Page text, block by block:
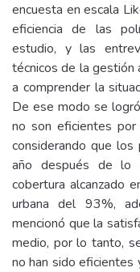
encuesta en escala
eficiencia de las
estudio, y las
técnicos de la gestión
a comprender la
De ese modo se
no son eficientes por
considerando que
año después de lo
cobertura alcanzado
urbana del 93%,
mencionó que la
medio, por lo tanto,
no han sido